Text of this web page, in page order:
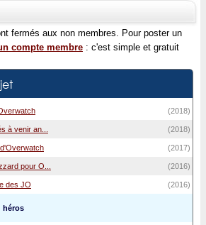
fermés aux non membres. Pour poster un
compte membre : c'est simple et gratuit
(2018)
à venir an... (2018)
(2017)
pour O... (2016)
des JO (2016)
héros